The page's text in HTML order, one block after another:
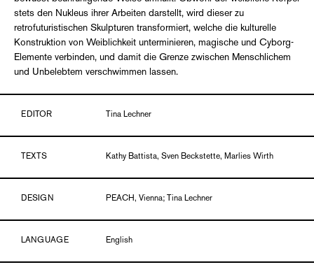
stets den Nukleus ihrer Arbeiten darstellt, wird dieser zu
retrofuturistischen Skulpturen transformiert, welche die kulturelle
Konstruktion von Weiblichkeit unterminieren, magische und Cyborg-
Elemente verbinden, und damit die Grenze zwischen Menschlichem
und Unbelebtem verschwimmen lassen.
EDITOR Tina Lechner
TEXTS Kathy Battista, Sven Beckstette, Marlies Wirth
DESIGN PEACH, Vienna; Tina Lechner
LANGUAGE English